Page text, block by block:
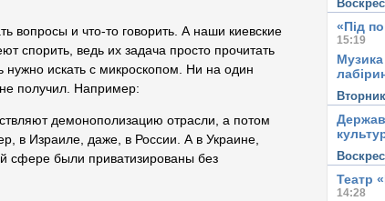
вопросы и что-то говорить. А наши киевские
спорить, ведь их задача просто прочитать
искать с микроскопом. Ни на один
не получил. Например:
демонополизацию отрасли, а потом
в Израиле, даже, в России. А в Украине,
сфере были приватизированы без
«Під
15:19
Театр
14:28